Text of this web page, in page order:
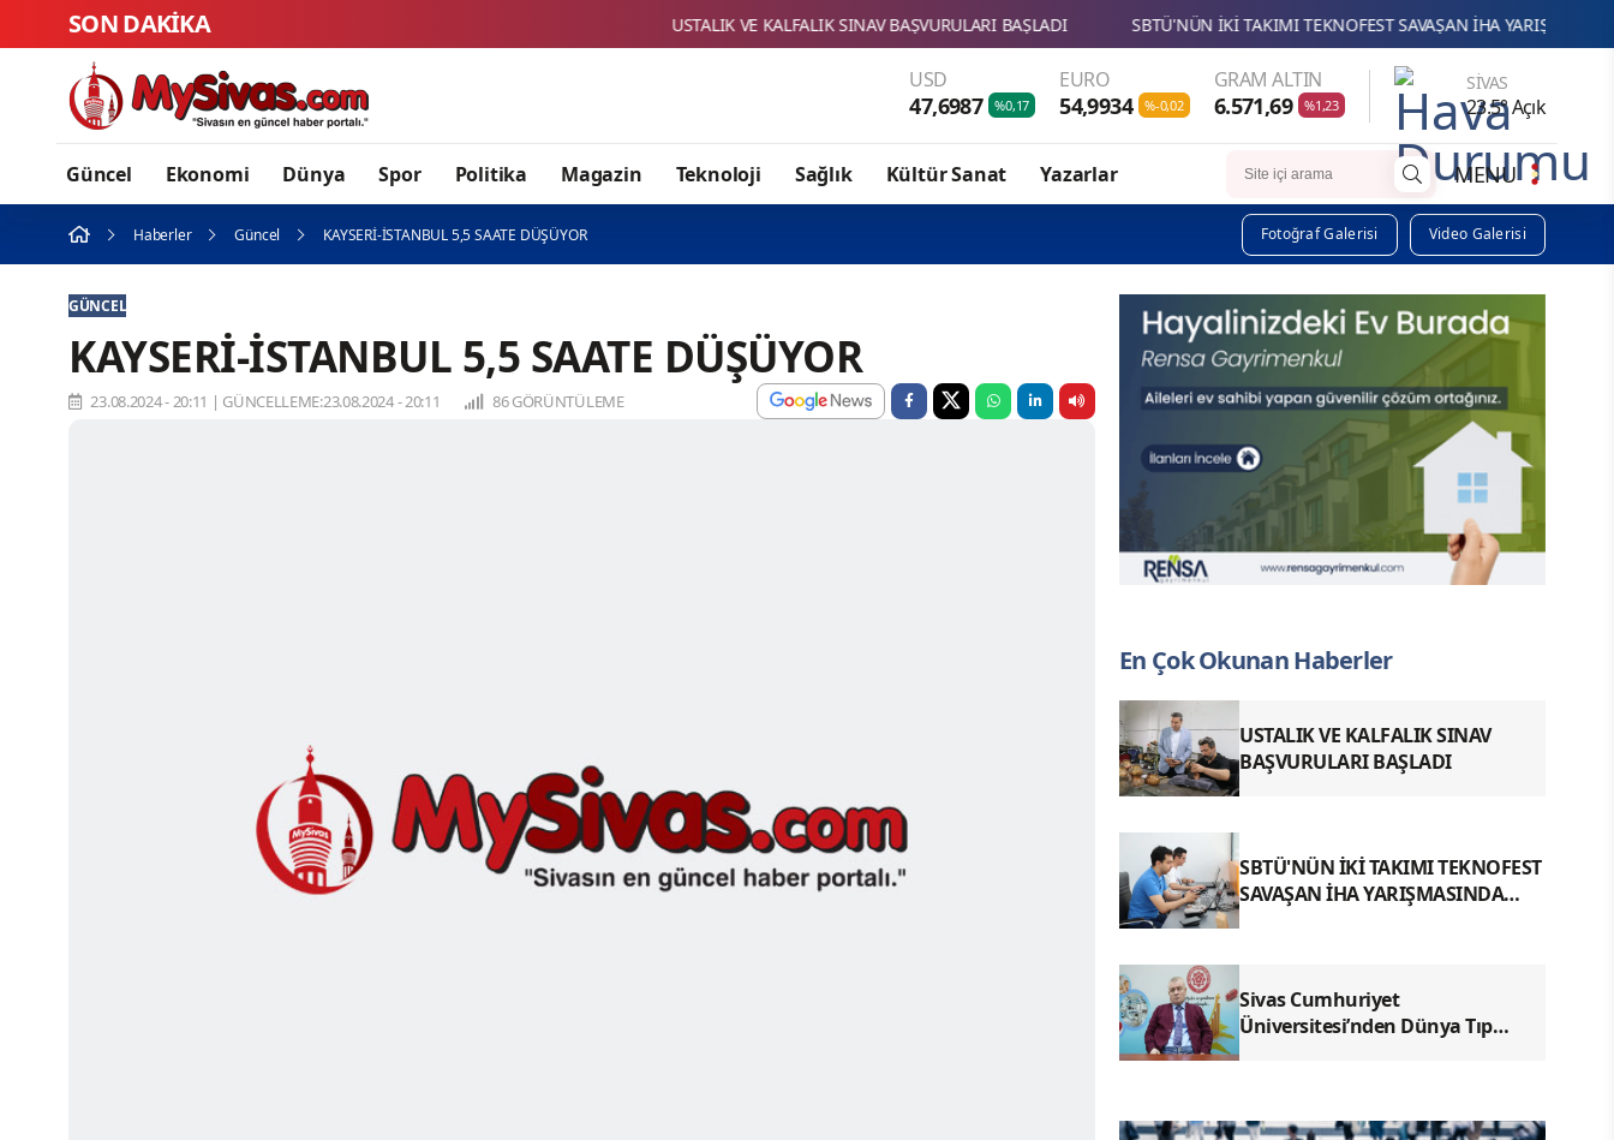
SON DAKİKA USTALIK VE KALFALIK SINAV BAŞVURULARI BAŞLADI SBTÜ'NÜN İKİ TAKIMI TEKNOFEST SAVAŞAN İHA YARIŞMASINDA FİNALDE
USD
47,6987 %0,17
EURO
54,9934 %-0,02
GRAM ALTIN
6.571,69 %1,23
SIVAS
23.5° Açık
Güncel Ekonomi Dünya Spor Politika Magazin Teknoloji Sağlık Kültür Sanat Yazarlar MENU
Haberler Güncel KAYSERİ-İSTANBUL 5,5 SAATE DÜŞÜYOR Fotoğraf Galerisi Video Galerisi
GÜNCEL
KAYSERİ-İSTANBUL 5,5 SAATE DÜŞÜYOR
23.08.2024 - 20:11 | GÜNCELLEME:23.08.2024 - 20:11 86 GÖRÜNTÜLEME
En Çok Okunan Haberler
USTALIK VE KALFALIK SINAV
BAŞVURULARI BAŞLADI
SBTÜ'NÜN İKİ TAKIMI TEKNOFEST
SAVAŞAN İHA YARIŞMASINDA
Sivas Cumhuriyet
Üniversitesi’nden Dünya Tıp